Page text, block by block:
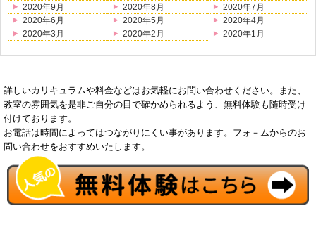
2020年9月
2020年8月
2020年7月
2020年6月
2020年5月
2020年4月
2020年3月
2020年2月 2020年1月
詳しいカリキュラムや料金などはお気軽にお問い合わせください。また、
教室の雰囲気を是非ご自分の目で確かめられるよう、無料体験も随時受け
付けております。
お電話は時間によってはつながりにくい事があります。フォ－ムからのお
問い合わせをおすすめいたします。